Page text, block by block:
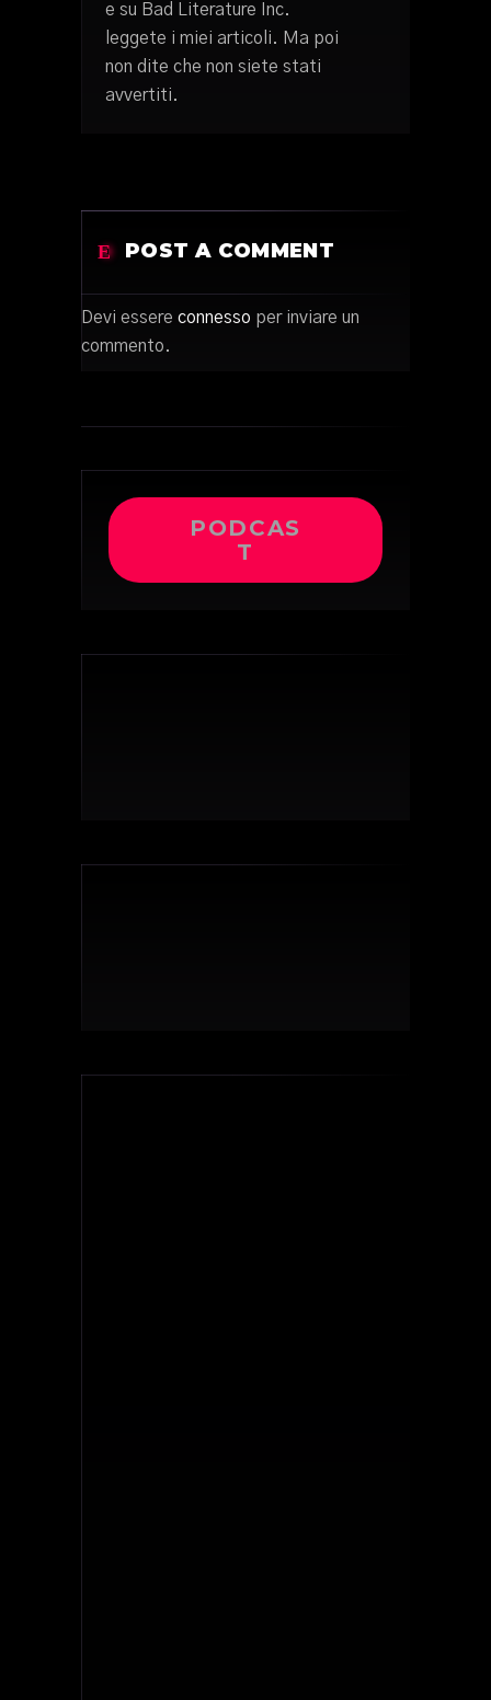
e su Bad Literature Inc.
leggete i miei articoli. Ma poi
non dite che non siete stati
avvertiti.
POST A COMMENT
Devi essere connesso per inviare un
commento.
PODCAS
T